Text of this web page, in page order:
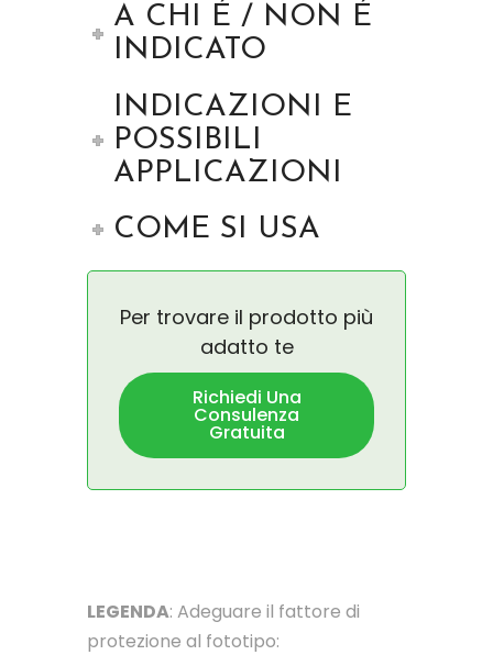
A CHI É / NON É
INDICATO
INDICAZIONI E
POSSIBILI
APPLICAZIONI
COME SI USA
Per trovare il prodotto più
adatto te
Richiedi Una
Consulenza
Gratuita
LEGENDA: Adeguare il fattore di
protezione al fototipo: